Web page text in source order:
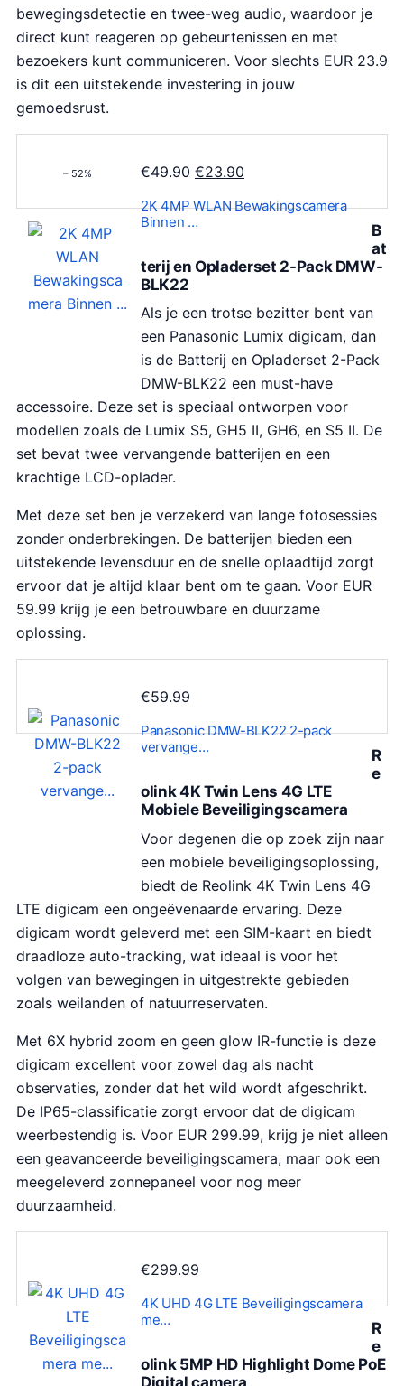
bewegingsdetectie en twee-weg audio, waardoor je
direct kunt reageren op gebeurtenissen en met
bezoekers kunt communiceren. Voor slechts EUR 23.9
is dit een uitstekende investering in jouw
gemoedsrust.
– 52% €49.90 O
p
o
n
k
e
l
i
j
p
r
i
j
s
a
€
4
9
.
0
€23.90
i
e
p
r
i
j
s
i
€
2
3
9
.
2K 4MP WLAN Bewakingscamera
Binnen …
B
at
terij en Opladerset 2-Pack DMW-
BLK22
Als je een trotse bezitter bent van
een Panasonic Lumix digicam, dan
is de Batterij en Opladerset 2-Pack
DMW-BLK22 een must-have
accessoire. Deze set is speciaal ontworpen voor
modellen zoals de Lumix S5, GH5 II, GH6, en S5 II. De
set bevat twee vervangende batterijen en een
krachtige LCD-oplader.
Met deze set ben je verzekerd van lange fotosessies
zonder onderbrekingen. De batterijen bieden een
uitstekende levensduur en de snelle oplaadtijd zorgt
ervoor dat je altijd klaar bent om te gaan. Voor EUR
59.99 krijg je een betrouwbare en duurzame
oplossing.
€59.99
Panasonic DMW-BLK22 2-pack
vervange…
R
e
olink 4K Twin Lens 4G LTE
Mobiele Beveiligingscamera
Voor degenen die op zoek zijn naar
een mobiele beveiligingsoplossing,
biedt de Reolink 4K Twin Lens 4G
LTE digicam een ongeëvenaarde ervaring. Deze
digicam wordt geleverd met een SIM-kaart en biedt
draadloze auto-tracking, wat ideaal is voor het
volgen van bewegingen in uitgestrekte gebieden
zoals weilanden of natuurreservaten.
Met 6X hybrid zoom en geen glow IR-functie is deze
digicam excellent voor zowel dag als nacht
observaties, zonder dat het wild wordt afgeschrikt.
De IP65-classificatie zorgt ervoor dat de digicam
weerbestendig is. Voor EUR 299.99, krijg je niet alleen
een geavanceerde beveiligingscamera, maar ook een
meegeleverd zonnepaneel voor nog meer
duurzaamheid.
€299.99
4K UHD 4G LTE Beveiligingscamera
me…
R
e
olink 5MP HD Highlight Dome PoE
Digital camera